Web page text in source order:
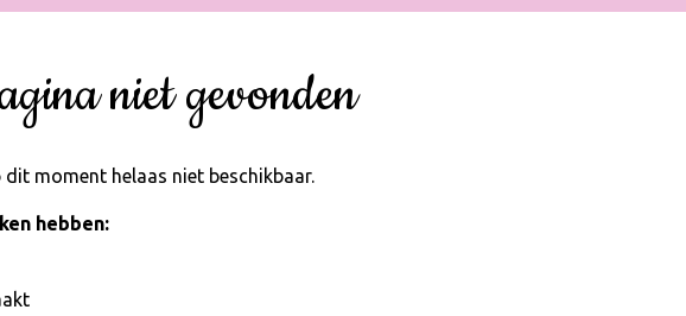
niet gevonden
moment helaas niet beschikbaar.
hebben: